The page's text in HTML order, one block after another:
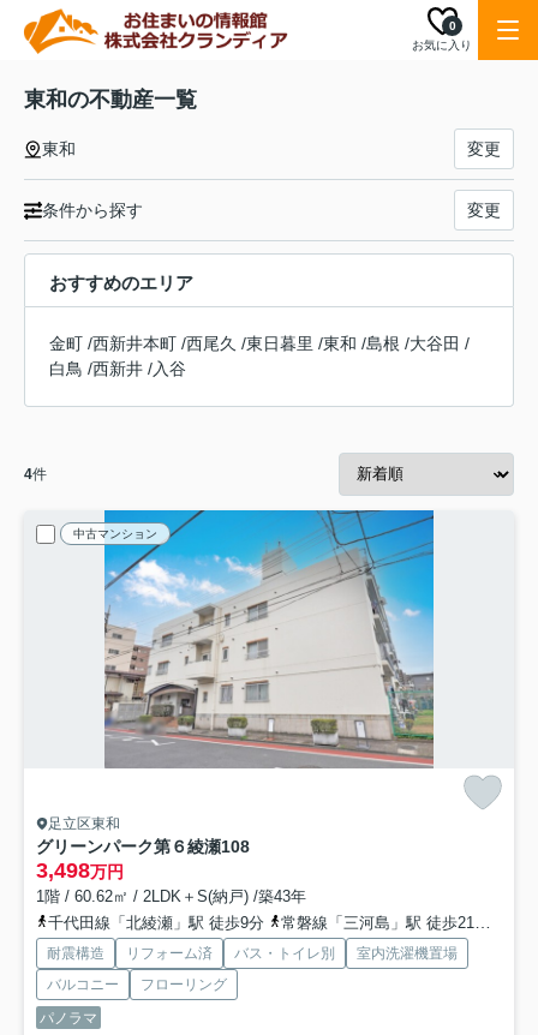
お気に入り
0
東和の不動産一覧
東和 変更
条件から探す 変更
おすすめのエリア
金町 /西新井本町 /西尾久 /東日暮里 /東和 /島根 /大谷田 /
白鳥 /西新井 /入谷
4件
中古マンション
足立区東和
グリーンパーク第６綾瀬108
3,498万円
1階 / 60.62㎡ / 2LDK＋S(納戸) /築43年
千代田線「北綾瀬」駅 徒歩9分
常磐線「三河島」駅 徒歩21分
耐震構造 リフォーム済 バス・トイレ別
室内洗濯機置場
バルコニー
フローリング
パノラマ